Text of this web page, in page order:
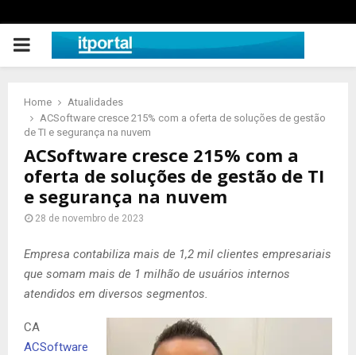
PRIMARY
Home
Atualidades
ACSoftware cresce 215% com a oferta de soluções de gestão
de TI e segurança na nuvem
ACSoftware cresce 215% com a
oferta de soluções de gestão de TI
e segurança na nuvem
28 de novembro de 2023
Empresa contabiliza mais de 1,2 mil clientes empresariais
que somam mais de 1 milhão de usuários internos
atendidos em diversos segmentos.
CA
ACSoftware